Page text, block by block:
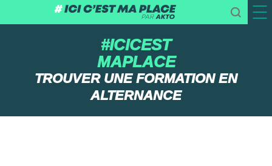
#ICICEST
MAPLACE
TROUVER UNE FORMATION EN
ALTERNANCE